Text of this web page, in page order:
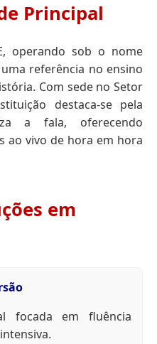
Principal
operando sob o nome
referência no ensino
Com sede no Setor
destaca-se pela
a fala, oferecendo
ao vivo de hora em hora
em
focada em fluência